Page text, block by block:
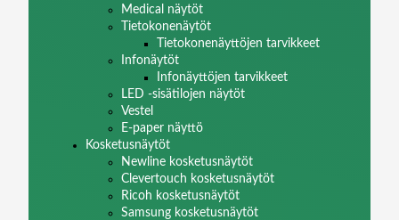
Medical näytöt
Tietokonenäytöt
Tietokonenäyttöjen tarvikkeet
Infonäytöt
Infonäyttöjen tarvikkeet
LED -sisätilojen näytöt
Vestel
E-paper näyttö
Kosketusnäytöt
Newline kosketusnäytöt
Clevertouch kosketusnäytöt
Ricoh kosketusnäytöt
Samsung kosketusnäytöt